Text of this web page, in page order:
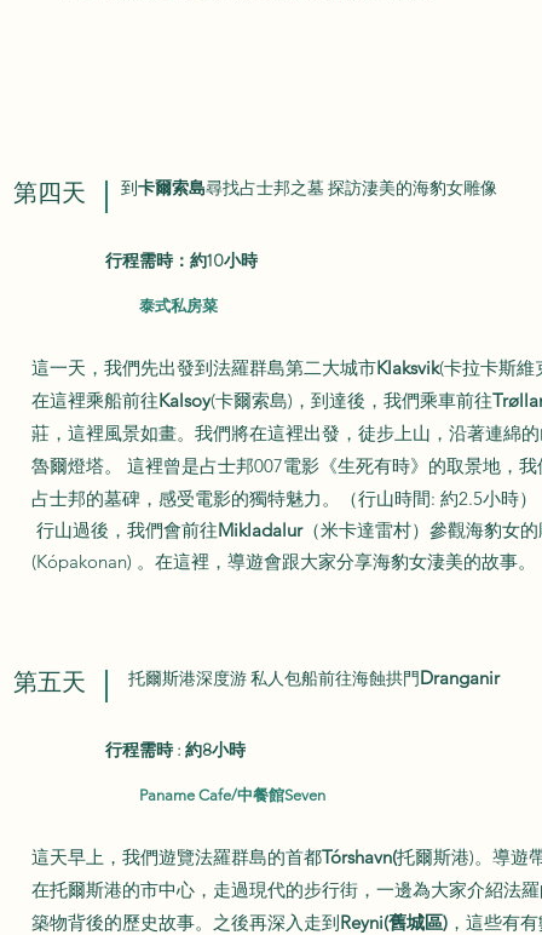
第四天 到卡爾索島尋找占士邦之墓 探訪淒美的海豹女雕像
行程需時：約10小時
​泰式私房菜
這一天，我們先出發到法羅群島第二大城市Klaksvik(卡拉卡斯維
在這裡乘船前往Kalsoy(卡爾索島)，到達後，我們乘車前往
莊，這裡風景如畫。我們將在這裡出發，徒步上山，沿著連綿
魯爾燈塔。 這裡曾是占士邦007電影《生死有時》的取景地，
占士邦的墓碑，感受電影的獨特魅力。（行山時間: 約2.5小時）
行山過後，我們會前往Mikladalur（米卡達雷村）參觀海豹女
(Kópakonan) 。在這裡，導遊會跟大家分享海豹女淒美的故事。
第五天 托爾斯港深度游 私人包船前往海蝕拱門Dranganir
行程需時 : 約8小時
Paname Cafe/中餐館Seven
這天早上，我們遊覽法羅群島的首都Tórshavn(托爾斯港)。導遊
在托爾斯港的市中心，走過現代的步行街，一邊為大家介紹法
築物背後的歷史故事。之後再深入走到Reyni(舊城區) ，這些有